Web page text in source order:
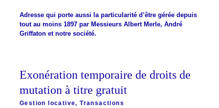
Adresse qui porte aussi la particularité d’être gérée depuis
tout au moins 1897 par Messieurs Albert Merle, André
Griffaton et notre société.
Exonération temporaire de droits de
mutation à titre gratuit
Gestion locative,Transactions